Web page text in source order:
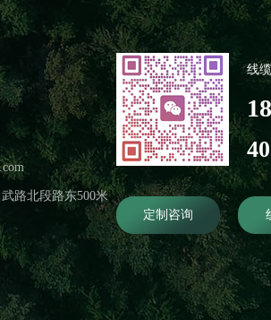
路北段路东500米
线
定制咨询